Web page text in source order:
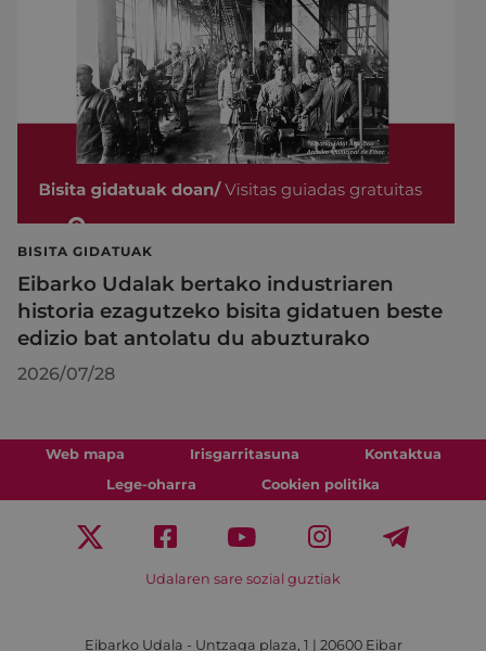
BISITA GIDATUAK
Eibarko Udalak bertako industriaren
historia ezagutzeko bisita gidatuen beste
edizio bat antolatu du abuzturako
2026/07/28
Web mapa Irisgarritasuna
Kontaktua
Lege-oharra
Cookien politika
Udalaren sare sozial guztiak
Eibarko Udala - Untzaga plaza, 1 | 20600 Eibar